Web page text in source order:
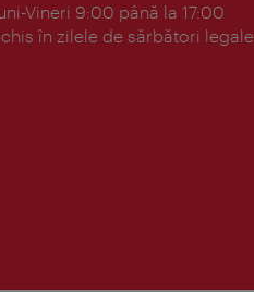
Vineri 9:00 până la 17:00
în zilele de sărbători legale